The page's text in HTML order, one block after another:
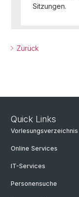
Sitzungen.
Zurück
Quick Links
Vorlesungsverzeichnis
Online Services
IT-Services
Personensuche